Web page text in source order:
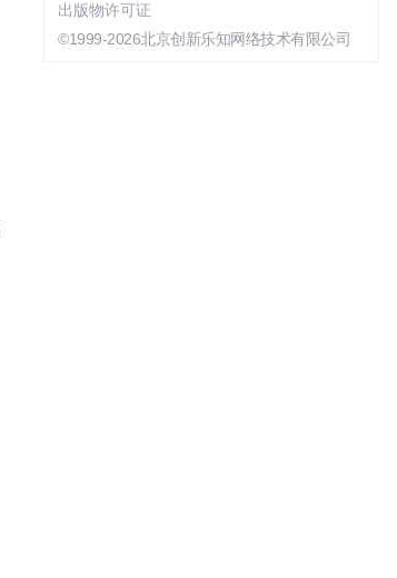
出版物许可证
©1999-2026北京创新乐知网络技术有限公司